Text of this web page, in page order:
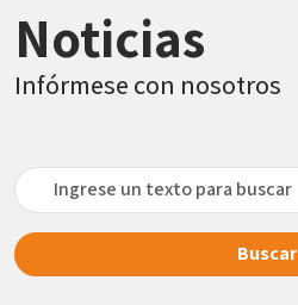
Noticias
Infórmese con nosotros
Buscar